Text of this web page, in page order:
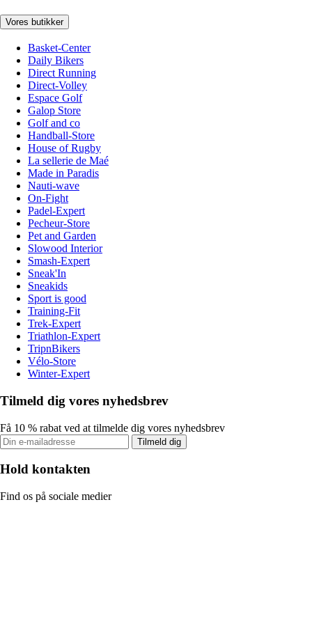
Vores butikker
Basket-Center
Daily Bikers
Direct Running
Direct-Volley
Espace Golf
Galop Store
Golf and co
Handball-Store
House of Rugby
La sellerie de Maé
Made in Paradis
Nauti-wave
On-Fight
Padel-Expert
Pecheur-Store
Pet and Garden
Slowood Interior
Smash-Expert
Sneak'In
Sneakids
Sport is good
Training-Fit
Trek-Expert
Triathlon-Expert
TripnBikers
Vélo-Store
Winter-Expert
Tilmeld dig vores nyhedsbrev
Få 10 % rabat ved at tilmelde dig vores nyhedsbrev
Tilmeld dig
Hold kontakten
Find os på sociale medier